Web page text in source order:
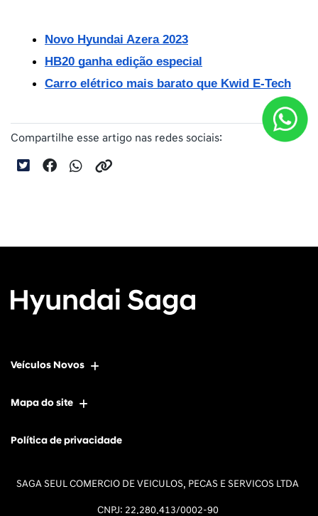
Novo Hyundai Azera 2023
HB20 ganha edição especial
Carro elétrico mais barato que Kwid E-Tech
Compartilhe esse artigo nas redes sociais:
Veículos Novos
Mapa do site
Política de privacidade
SAGA SEUL COMERCIO DE VEICULOS, PECAS E SERVICOS LTDA
CNPJ: 22.280.413/0002-90